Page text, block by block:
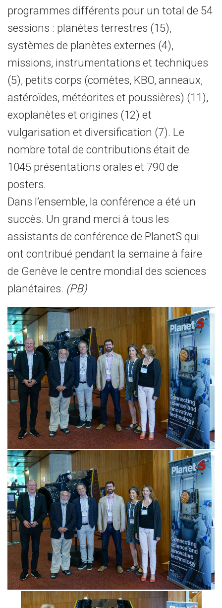
programmes différents pour un total de 54
sessions : planètes terrestres (15),
systèmes de planètes externes (4),
missions, instrumentations et techniques
(5), petits corps (comètes, KBO, anneaux,
astéroïdes, météorites et poussières) (11),
exoplanètes et origines (12) et
vulgarisation et diversification (7). Le
nombre total de contributions était de
1045 présentations orales et 790 de
posters.
Dans l’ensemble, la conférence a été un
succès. Un grand merci à tous les
assistants de conférence de PlanetS qui
ont contribué pendant la semaine à faire
de Genève le centre mondial des sciences
planétaires. (PB)